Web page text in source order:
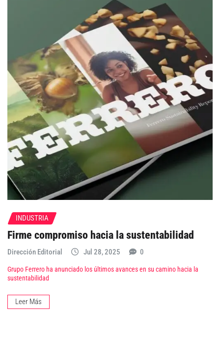
INDUSTRIA
Firme compromiso hacia la sustentabilidad
Dirección Editorial Jul 28, 2025 0
Grupo Ferrero ha anunciado los últimos avances en su camino hacia la
sustentabilidad
Leer Más